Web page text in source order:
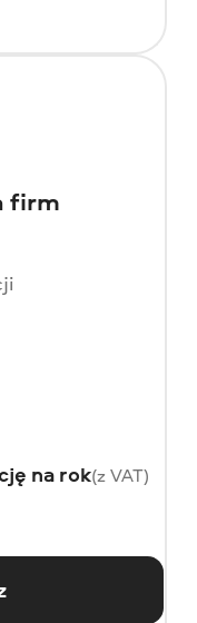
firm
na rok(z VAT)